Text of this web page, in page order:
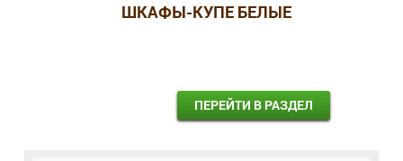
ШКАФЫ-КУПЕ БЕЛЫЕ
ПЕРЕЙТИ В РАЗДЕЛ